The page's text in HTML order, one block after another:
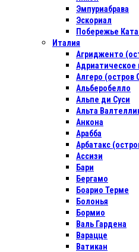
Эмпуриабрава
Эскориал
Побережье
Италия
Агридженто
Адриатическое
Алгеро (остров
Альберобелло
Альпе ди Суси
Альта
Анкона
Арабба
Арбатакс
Ассизи
Бари
Бергамо
Боарио Терме
Болонья
Бормио
Валь Гардена
Варацце
Ватикан